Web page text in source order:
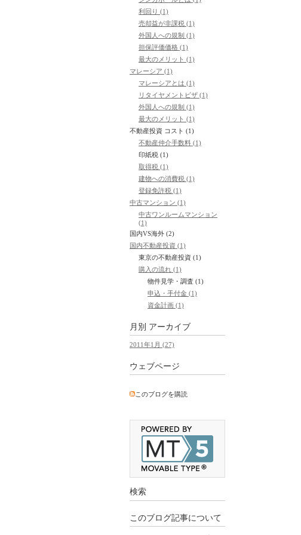
利回り (1)
売却益が非課税 (1)
外国人への規制 (1)
担保評価価格 (1)
最大のメリット (1)
マレーシア (1)
マレーシアとは (1)
リタイヤメントビザ (1)
外国人への規制 (1)
最大のメリット (1)
不動産投資 コスト (1)
不動産仲介手数料 (1)
印紙税 (1)
取得税 (1)
建物への消費税 (1)
登録免許税 (1)
中古マンション (1)
中古ワンルームマンション
(1)
国内VS海外 (2)
国内不動産投資 (1)
東京の不動産投資 (1)
購入の流れ (1)
物件見学・調査 (1)
申込・手付金 (1)
資金計画 (1)
月別 アーカイブ
2011年1月 (27)
ウェブページ
このブログを購読
検索
このブログ記事について